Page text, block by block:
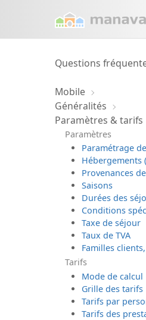
Questions
Mobile
Généralités
Paramètres & tarifs
Paramètres
Paramétrage
Hébergements
Provenances
Saisons
Durées des
Conditions
Taxe de séjour
Taux de TVA
Familles
Tarifs
Mode de calcul
Grille des tarifs
Tarifs par
Tarifs des